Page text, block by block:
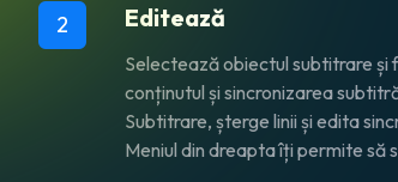
2 Editează
Selectează obiectul subtitrare și
conținutul și sincronizarea
Subtitrare, șterge linii și edita
Meniul din dreapta îți permite să